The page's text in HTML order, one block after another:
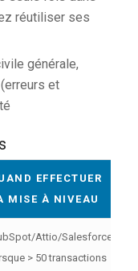
réutiliser ses
générale,
et
EFFECTUER
MISE À NIVEAU
Attio/Salesforce
> 50 transactions